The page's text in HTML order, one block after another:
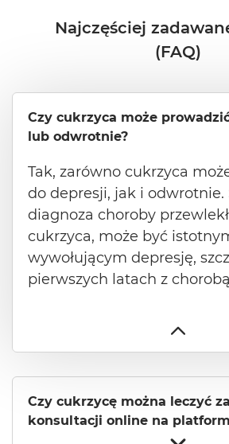
Najczęściej
(FAQ)
Czy cukrzyca może
lub odwrotnie?
Tak, zarówno cukrzyca
do depresji, jak i odwrotnie.
diagnoza choroby
cukrzyca, może być
wywołującym depresję,
pierwszych latach z
Czy cukrzycę można leczyć
konsultacji online na